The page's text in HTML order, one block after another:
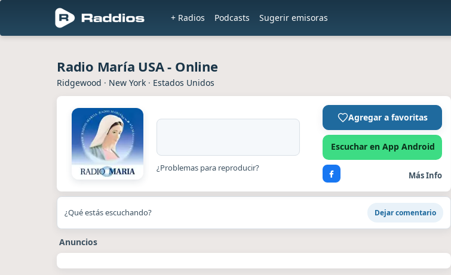
+ Radios Podcasts Sugerir emisoras
Radio María USA - Online
Ridgewood · New York · Estados Unidos
¿Problemas para reproducir?
Agregar a favoritas
Escuchar en App Android
Más Info
¿Qué estás escuchando? Dejar comentario
Anuncios